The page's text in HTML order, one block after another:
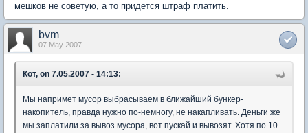
мешков не советую, а то придется штраф платить.
bvm
07 May 2007
Кот, on 7.05.2007 - 14:13:
Мы напримет мусор выбрасываем в ближайший бункер-
накопитель, правда нужно по-немногу, не накапливать. Деньги же
мы заплатили за вывоз мусора, вот пускай и вывозят. Хотя по 10